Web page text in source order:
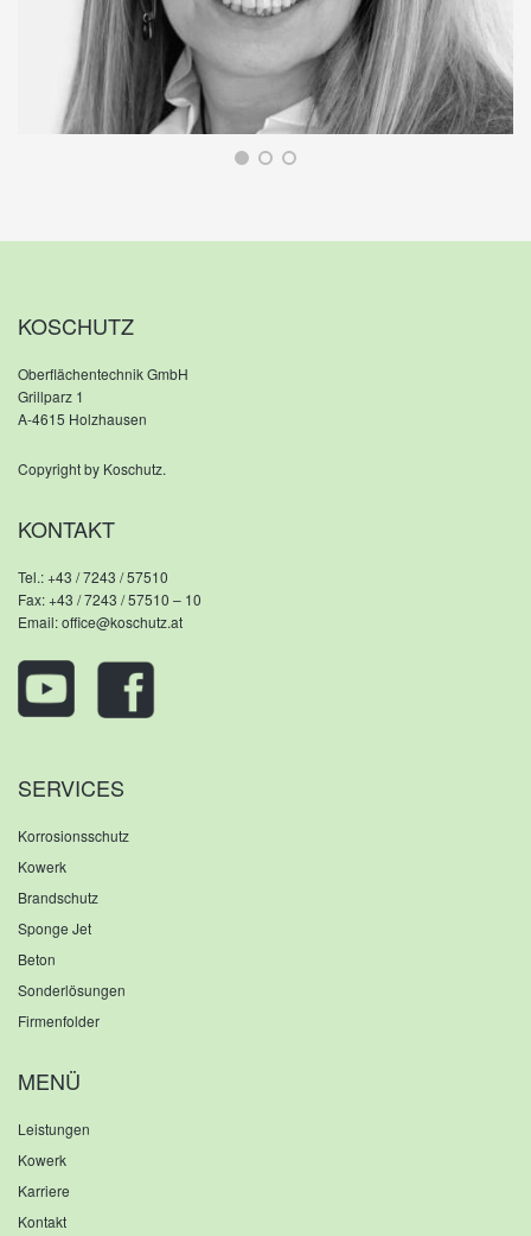
VERWALTUNG
KOSCHUTZ
Oberflächentechnik GmbH
Grillparz 1
A-4615 Holzhausen
Copyright by Koschutz.
KONTAKT
Tel.:+43 / 7243 / 57510
Fax: +43 / 7243 / 57510 – 10
Email:office@koschutz.at
SERVICES
Korrosionsschutz
Kowerk
Brandschutz
Sponge Jet
Beton
Sonderlösungen
Firmenfolder
MENÜ
Leistungen
Kowerk
Karriere
Kontakt